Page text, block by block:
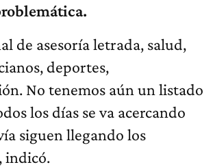
de asesoría letrada, salud,
deportes,
No tenemos aún un listado
los días se va acercando
siguen llegando los
indicó.